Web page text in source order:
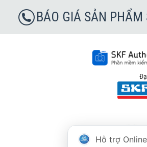
BÁO GIÁ SẢN
Hỗ trợ Online